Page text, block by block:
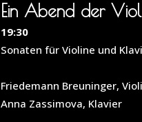
Ein Abend der
19:30
Sonaten für Violine und
Friedemann Breuninger,
Anna Zassimova, Klavier